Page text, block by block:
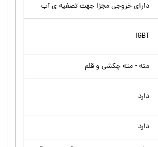
دارای خروجی مجزا جهت تصفیه ی آب
IGBT
مته - مته چکشی و قلم
دارد
دارد